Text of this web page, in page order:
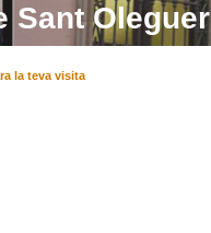
Sant Oleguer
la teva visita